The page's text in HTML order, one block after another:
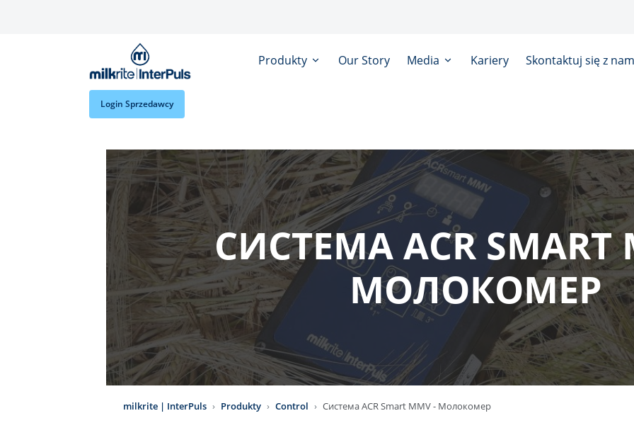
Produkty Our Story Media Kariery Skontaktuj się z
Login Sprzedawcy
СИСТЕМА ACR SMART
МОЛОКОМЕР
milkrite | InterPuls Produkty Control Система ACR Smart MMV - Молокомер